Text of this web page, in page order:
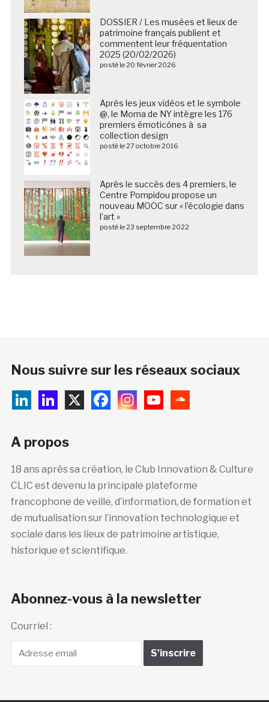
DOSSIER / Les musées et lieux de
patrimoine français publient et
commentent leur fréquentation
2025 (20/02/2026)
posté le 20 février 2026
Après les jeux vidéos et le symbole
@, le Moma de NY intègre les 176
premiers émoticônes à sa
collection design
posté le 27 octobre 2016
Après le succès des 4 premiers, le
Centre Pompidou propose un
nouveau MOOC sur « l’écologie dans
l’art »
posté le 23 septembre 2022
Nous suivre sur les réseaux sociaux
A propos
18 ans après sa création, le Club Innovation & Culture
CLIC est devenu la principale plateforme
francophone de veille, d’information, de formation et
de mutualisation sur l’innovation technologique et
sociale dans les lieux de patrimoine artistique,
historique et scientifique.
Abonnez-vous à la newsletter
Courriel :